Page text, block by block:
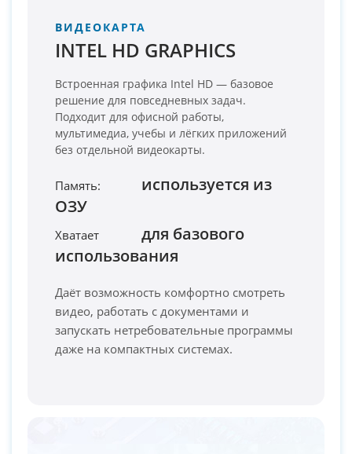
ВИДЕОКАРТА
INTEL HD GRAPHICS
Встроенная графика Intel HD — базовое
решение для повседневных задач.
Подходит для офисной работы,
мультимедиа, учебы и лёгких приложений
без отдельной видеокарты.
Память:
используется из
ОЗУ
Хватает
для базового
использования
Даёт возможность комфортно смотреть
видео, работать с документами и
запускать нетребовательные программы
даже на компактных системах.